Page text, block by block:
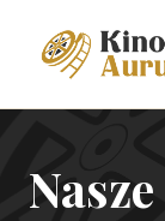
Nasze